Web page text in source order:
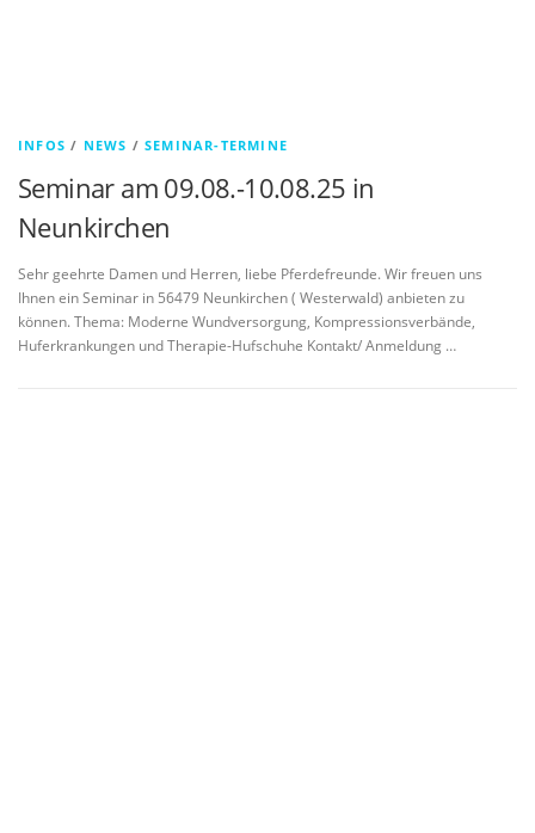
INFOS / NEWS /SEMINAR-TERMINE
Seminar am 09.08.-10.08.25 in
Neunkirchen
Sehr geehrte Damen und Herren, liebe Pferdefreunde. Wir freuen uns
Ihnen ein Seminar in 56479 Neunkirchen ( Westerwald) anbieten zu
können. Thema: Moderne Wundversorgung, Kompressionsverbände,
Huferkrankungen und Therapie-Hufschuhe Kontakt/ Anmeldung …